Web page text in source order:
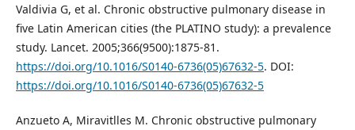
Valdivia G, et al. Chronic obstructive pulmonary disease in
five Latin American cities (the PLATINO study): a prevalence
study. Lancet. 2005;366(9500):1875-81.
https://doi.org/10.1016/S0140-6736(05)67632-5. DOI:
https://doi.org/10.1016/S0140-6736(05)67632-5
Anzueto A, Miravitlles M. Chronic obstructive pulmonary